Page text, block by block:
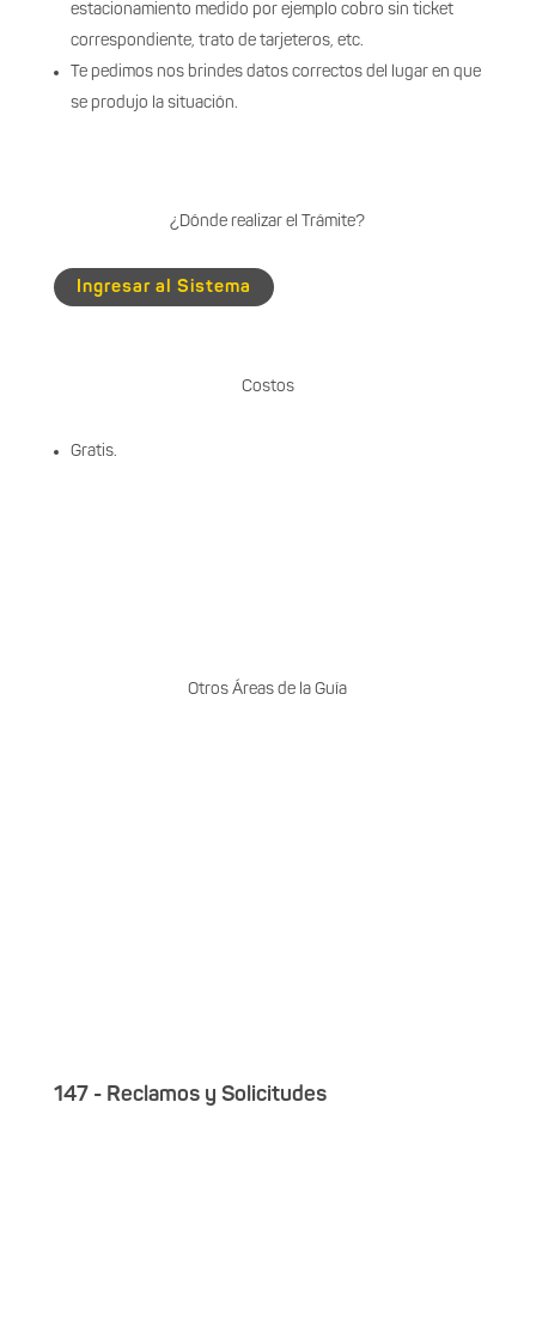
estacionamiento medido por ejemplo cobro sin ticket
correspondiente, trato de tarjeteros, etc.
Te pedimos nos brindes datos correctos del lugar en que
se produjo la situación.
¿Dónde realizar el Trámite?
Ingresar al Sistema
Costos
Gratis.
Otros Áreas de la Guía
147 - Reclamos y Solicitudes